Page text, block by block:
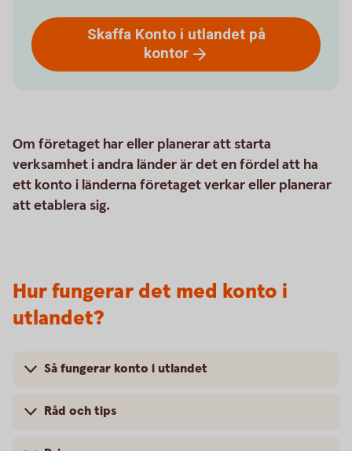
Skaffa Konto i utlandet på
kontor
Om företaget har eller planerar att starta
verksamhet i andra länder är det en fördel att ha
ett konto i länderna företaget verkar eller planerar
att etablera sig.
Hur fungerar det med konto i
utlandet?
Så fungerar konto i utlandet
Råd och tips